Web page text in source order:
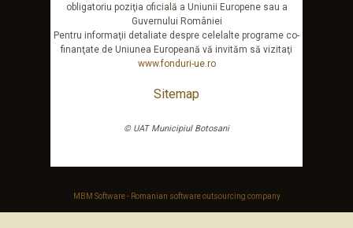
obligatoriu poziţia oficială a Uniunii Europene sau a
Guvernului României
Pentru informaţii detaliate despre celelalte programe co-
finanţate de Uniunea Europeană vă invităm să vizitaţi
www.fonduri-ue.ro
Sitemap
© UAT Municipiul Botosani
MBM Software - Romanian software outsourcing company